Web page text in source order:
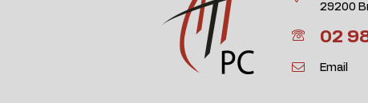
29200
02
Email